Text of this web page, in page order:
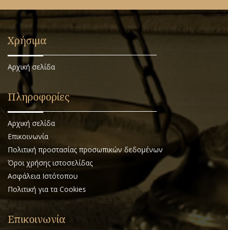
Χρήσιμα
Αρχική σελίδα
Πληροφορίες
Αρχική σελίδα
Επικοινωνία
Πολιτική προστασίας προσωπικών δεδομένων
Όροι χρήσης ιστοσελίδας
Ασφάλεια Ιστότοπου
Πολιτική για τα Cookies
Επικοινωνία